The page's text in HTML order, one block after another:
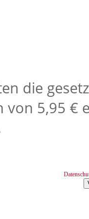
die
von 5,95 €